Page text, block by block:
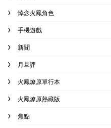
悼念火鳳角色
手機遊戲
新聞
月旦評
火鳳燎原單行本
火鳳燎原熱藏版
焦點